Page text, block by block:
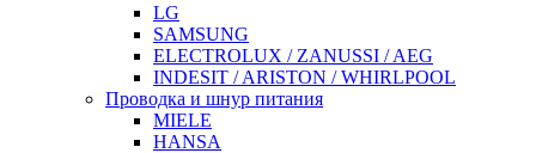
LG
SAMSUNG
ELECTROLUX / ZANUSSI / AEG
INDESIT / ARISTON / WHIRLPOOL
Проводка и шнур питания
MIELE
HANSA